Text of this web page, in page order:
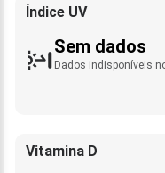
Índice UV
Sem dados
Dados indisponíveis
Vitamina D